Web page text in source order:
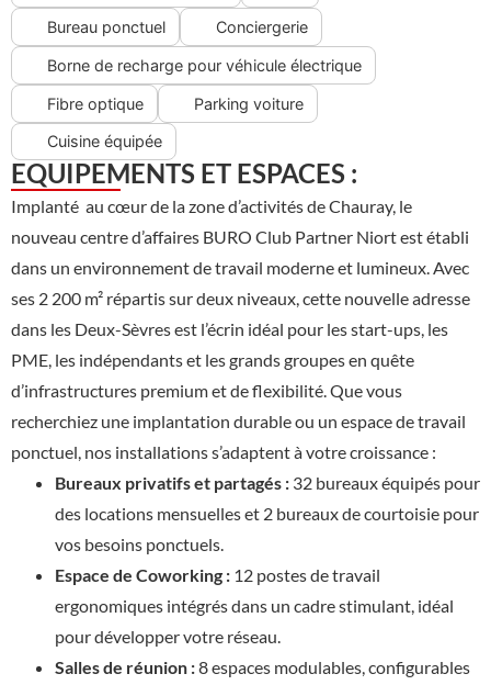
Bureau ponctuel Conciergerie
Borne de recharge pour véhicule électrique
Fibre optique Parking voiture
Cuisine équipée
EQUIPEMENTS ET ESPACES :
Implanté au cœur de la zone d’activités de Chauray, le
nouveau centre d’affaires BURO Club Partner Niort est établi
dans un environnement de travail moderne et lumineux. Avec
ses 2 200 m² répartis sur deux niveaux, cette nouvelle adresse
dans les Deux-Sèvres est l’écrin idéal pour les start-ups, les
PME, les indépendants et les grands groupes en quête
d’infrastructures premium et de flexibilité. Que vous
recherchiez une implantation durable ou un espace de travail
ponctuel, nos installations s’adaptent à votre croissance :
Bureaux privatifs et partagés : 32 bureaux équipés pour
des locations mensuelles et 2 bureaux de courtoisie pour
vos besoins ponctuels.
Espace de Coworking : 12 postes de travail
ergonomiques intégrés dans un cadre stimulant, idéal
pour développer votre réseau.
Salles de réunion :8 espaces modulables, configurables